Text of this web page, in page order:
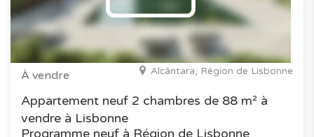
À vendre Alcântara, Région de Lisbonne
Appartement neuf 2 chambres de 88 m² à
vendre à Lisbonne
Programme neuf à Région de Lisbonne